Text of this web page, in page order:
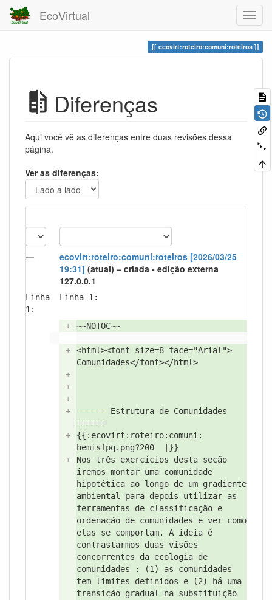
EcoVirtual
ecovirt:roteiro:comuni:roteiros
Diferenças
Aqui você vê as diferenças entre duas revisões dessa
página.
Ver as diferenças:
—
ecovirt:roteiro:comuni:roteiros [2026/03/25
19:31] (atual)– criada - edição externa
127.0.0.1
Linha
1:
Linha 1:
+ ~~NOTOC~~
+ <html><font size=8 face="Arial">
Comunidades</font></html>
+
+
+
+
====== Estrutura de Comunidades
======
+
{{: ecovirt: roteiro: comuni:
hemisfpq.png?200
|}}
+
Nos três exercícios desta seção
iremos montar uma comunidade
hipotética ao longo de um gradiente
ambiental para depois utilizar as
ferramentas de classificação e
ordenação de comunidades e ver como
elas se comportam. A ideia é
contrastarmos duas visões
concorrentes da ecologia de
comunidades : (1) as comunidades
tem limites definidos e (2) há uma
transição gradual na substituição